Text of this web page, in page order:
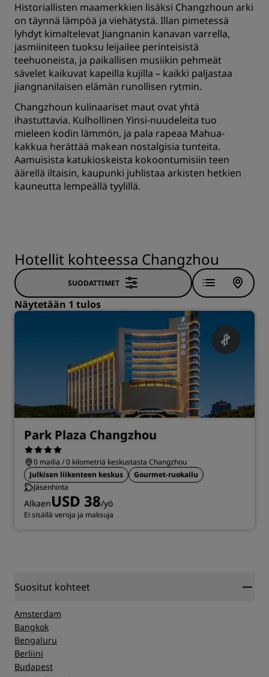
Historiallisten maamerkkien lisäksi Changzhoun arki
on täynnä lämpöä ja viehätystä. Illan pimetessä
lyhdyt kimaltelevat Jiangnanin kanavan varrella,
jasmiiniteen tuoksu leijailee perinteisistä
teehuoneista, ja paikallisen musiikin pehmeät
sävelet kaikuvat kapeilla kujilla – kaikki paljastaa
jiangnanilaisen elämän runollisen rytmin.
Changzhoun kulinaariset maut ovat yhtä
ihastuttavia. Kulhollinen Yinsi-nuudeleita tuo
mieleen kodin lämmön, ja pala rapeaa Mahua-
kakkua herättää makean nostalgisia tunteita.
Aamuisista katukioskeista kokoontumisiin teen
äärellä iltaisin, kaupunki juhlistaa arkisten hetkien
kauneutta lempeällä tyylillä.
Hotellit kohteessa Changzhou
SUODATTIMET
Näytetään 1 tulos
Park Plaza Changzhou
0 mailia / 0 kilometriä keskustasta Changzhou
Julkisen liikenteen keskus
Gourmet-ruokailu
Jäsenhinta
AlkaenUSD 38/yö
Ei sisällä veroja ja maksuja
Suositut kohteet
Amsterdam
Bangkok
Bengaluru
Berliini
Budapest